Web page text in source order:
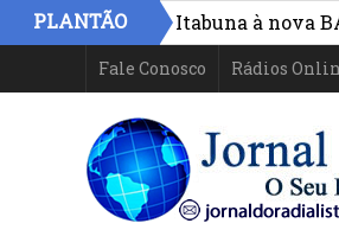
PLANTÃO
centro de Itabuna à nova BA-
Fale Conosco Rádios